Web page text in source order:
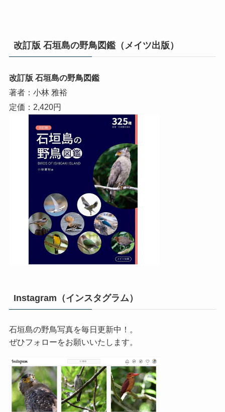
改訂版 石垣島の野鳥図鑑（メイツ出版）
改訂版 石垣島の野鳥図鑑
著者：小林 雅裕
定価：2,420円
Instagram（インスタグラム）
石垣島の野鳥写真を毎日更新中！。
ぜひフォローをお願いいたします。